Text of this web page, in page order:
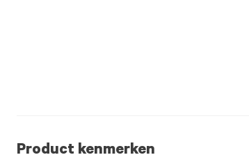
Product kenmerken